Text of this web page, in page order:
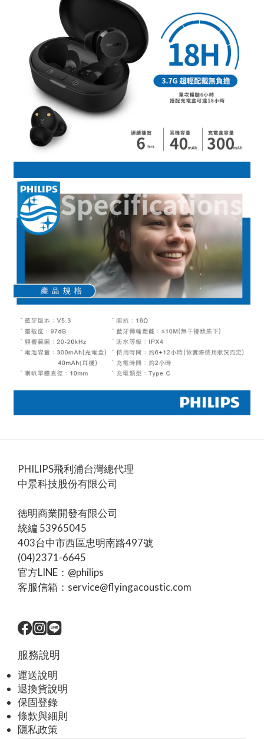
PHILIPS飛利浦台灣總代理
中景科技股份有限公司
徳明商業開發有限公司
統編 53965045
403台中市西區忠明南路497號
(04)2371-6645
官方LINE：@philips
客服信箱：service@flyingacoustic.com
服務說明
運送說明
退換貨說明
保固登錄
條款與細則
隱私政策